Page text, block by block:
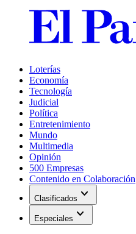
Loterías
Economía
Tecnología
Judicial
Política
Entretenimiento
Mundo
Multimedia
Opinión
500 Empresas
Contenido en Colaboración
Clasificados expand_more
Especiales expand_more